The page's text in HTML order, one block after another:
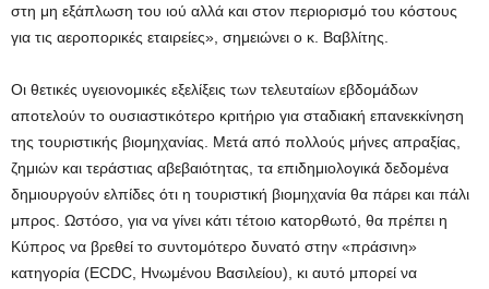
στη μη εξάπλωση του ιού αλλά και στον περιορισμό του κόστους
για τις αεροπορικές εταιρείες», σημειώνει ο κ. Βαβλίτης.
Οι θετικές υγειονομικές εξελίξεις των τελευταίων εβδομάδων
αποτελούν το ουσιαστικότερο κριτήριο για σταδιακή επανεκκίνηση
της τουριστικής βιομηχανίας. Μετά από πολλούς μήνες απραξίας,
ζημιών και τεράστιας αβεβαιότητας, τα επιδημιολογικά δεδομένα
δημιουργούν ελπίδες ότι η τουριστική βιομηχανία θα πάρει και πάλι
μπρος. Ωστόσο, για να γίνει κάτι τέτοιο κατορθωτό, θα πρέπει η
Κύπρος να βρεθεί το συντομότερο δυνατό στην «πράσινη»
κατηγορία (ECDC, Ηνωμένου Βασιλείου), κι αυτό μπορεί να